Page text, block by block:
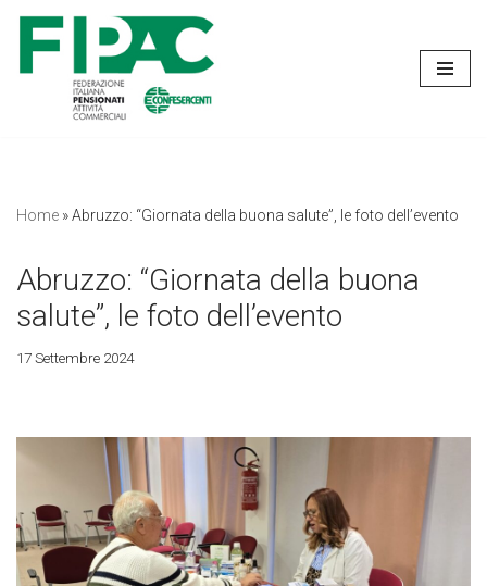
Vai
contenuto
Home »Abruzzo: “Giornata della buona salute”, le foto dell’evento
Abruzzo: “Giornata della buona
salute”, le foto dell’evento
17 Settembre 2024